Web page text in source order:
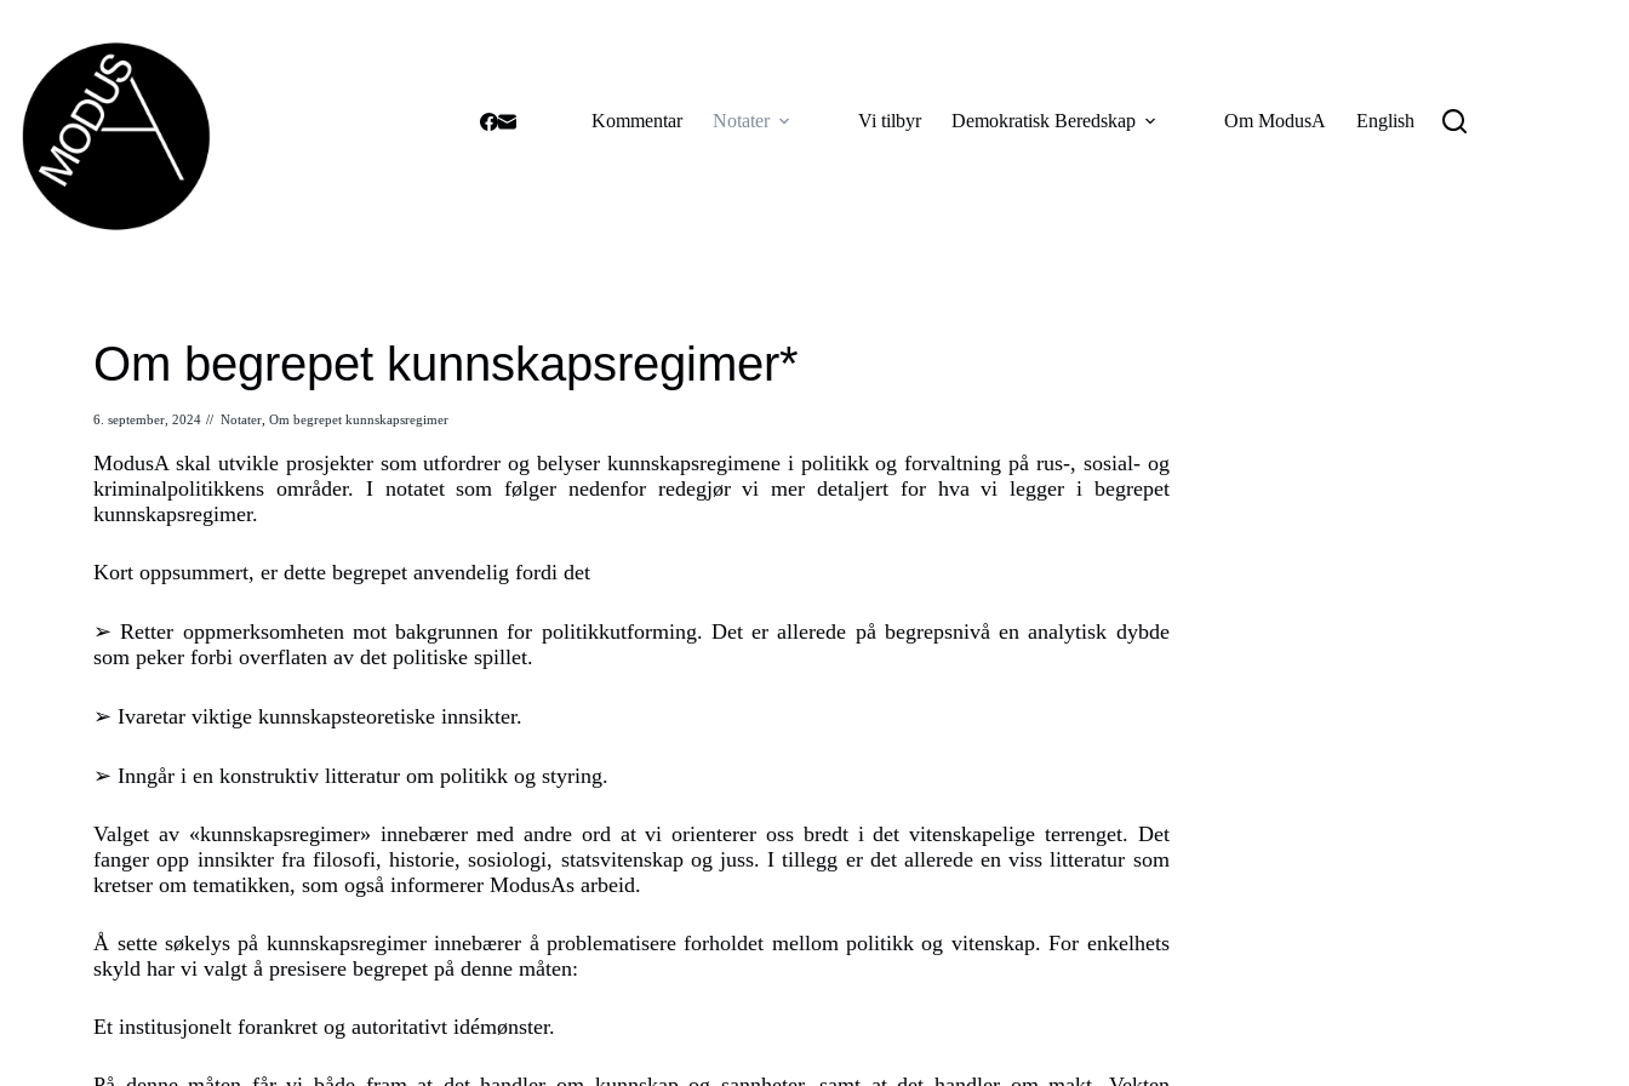
Kommentar Notater Vi tilbyr Demokratisk Beredskap Om ModusA English
Om begrepet kunnskapsregimer*
6. september, 2024 // Notater ,Om begrepet kunnskapsregimer
ModusA skal utvikle prosjekter som utfordrer og belyser kunnskapsregimene i politikk og forvaltning på rus-, sosial- og
kriminalpolitikkens områder. I notatet som følger nedenfor redegjør vi mer detaljert for hva vi legger i begrepet
kunnskapsregimer.
Kort oppsummert, er dette begrepet anvendelig fordi det
➢ Retter oppmerksomheten mot bakgrunnen for politikkutforming. Det er allerede på begrepsnivå en analytisk dybde
som peker forbi overflaten av det politiske spillet.
➢ Ivaretar viktige kunnskapsteoretiske innsikter.
➢ Inngår i en konstruktiv litteratur om politikk og styring.
Valget av «kunnskapsregimer» innebærer med andre ord at vi orienterer oss bredt i det vitenskapelige terrenget. Det
fanger opp innsikter fra filosofi, historie, sosiologi, statsvitenskap og juss. I tillegg er det allerede en viss litteratur som
kretser om tematikken, som også informerer ModusAs arbeid.
Å sette søkelys på kunnskapsregimer innebærer å problematisere forholdet mellom politikk og vitenskap. For enkelhets
skyld har vi valgt å presisere begrepet på denne måten:
Et institusjonelt forankret og autoritativt idémønster.